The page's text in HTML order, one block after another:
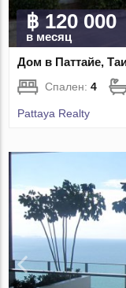
฿ 120 000
в месяц
Дом в Паттайе,
Спален:4
Pattaya Realty